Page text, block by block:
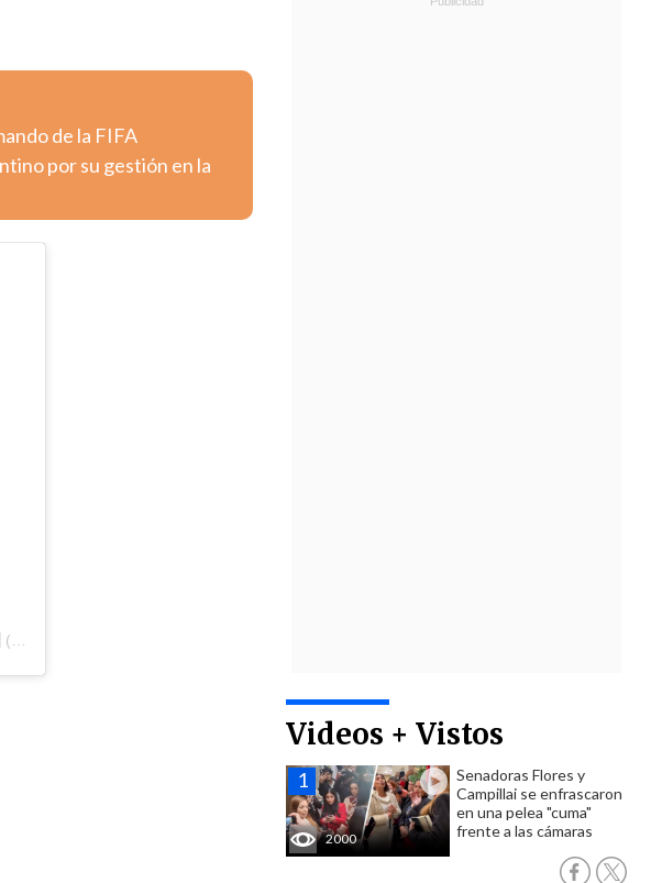
Videos + Vistos
2000
Senadoras Flores y
Campillai se enfrascaron
en una pelea "cuma"
frente a las cámaras
de la FIFA
por su gestión en la